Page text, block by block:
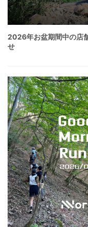
2026年お盆期間中の店
せ